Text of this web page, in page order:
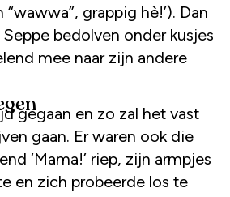
grappig hè!’). Dan
bedolven onder kusjes
mee naar zijn andere
gegaan en zo zal het vast
gaan. Er waren ook die
‘Mama!’ riep, zijn armpjes
en zich probeerde los te